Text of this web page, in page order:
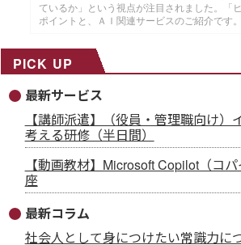
ているか」という視点が注目されました。「
ポイントと、ＡＩ関連サービスのご紹介です
ールマガジン26年１月14配信分です。
PICK UP
最新サービス
【講師派遣】（役員・管理職向け）
考える研修（半日間）
【動画教材】Microsoft Copilot（コ
座
最新コラム
社会人として身につけたい常識力に